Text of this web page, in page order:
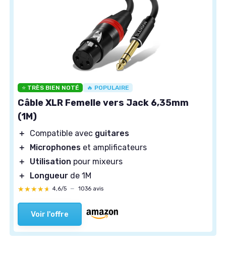
⭐ TRÈS BIEN NOTÉ 🔥 POPULAIRE
Câble XLR Femelle vers Jack 6,35mm
(1M)
＋ Compatible avec guitares
＋
Microphones et amplificateurs
＋
Utilisation pour mixeurs
＋
Longueur de 1M
★★★★★
★★★★★ 4,6/5 — 1036 avis
Voir l'offre